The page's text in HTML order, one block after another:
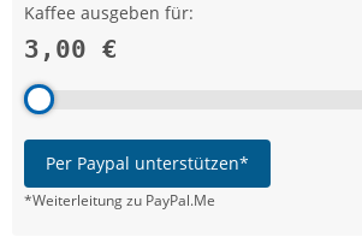
Kaffee ausgeben für:
3,00 €
Per Paypal unterstützen*
*Weiterleitung zu PayPal.Me